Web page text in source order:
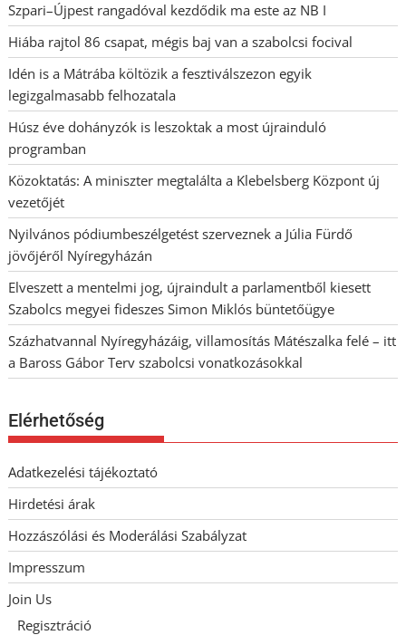
Szpari–Újpest rangadóval kezdődik ma este az NB I
Hiába rajtol 86 csapat, mégis baj van a szabolcsi focival
Idén is a Mátrába költözik a fesztiválszezon egyik
legizgalmasabb felhozatala
Húsz éve dohányzók is leszoktak a most újrainduló
programban
Közoktatás: A miniszter megtalálta a Klebelsberg Központ új
vezetőjét
Nyilvános pódiumbeszélgetést szerveznek a Júlia Fürdő
jövőjéről Nyíregyházán
Elveszett a mentelmi jog, újraindult a parlamentből kiesett
Szabolcs megyei fideszes Simon Miklós büntetőügye
Százhatvannal Nyíregyházáig, villamosítás Mátészalka felé – itt
a Baross Gábor Terv szabolcsi vonatkozásokkal
Elérhetőség
Adatkezelési tájékoztató
Hirdetési árak
Hozzászólási és Moderálási Szabályzat
Impresszum
Join Us
Regisztráció